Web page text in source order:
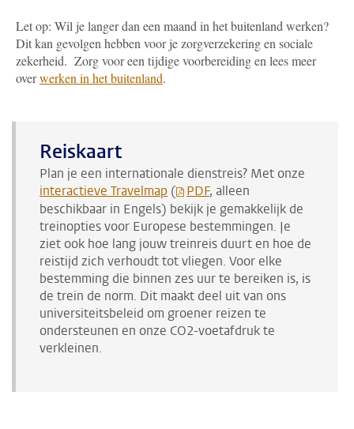
Let op: Wil je langer dan een maand in het buitenland werken?
Dit kan gevolgen hebben voor je zorgverzekering en sociale
zekerheid. Zorg voor een tijdige voorbereiding en lees meer
overwerken in het buitenland.
Reiskaart
Plan je een internationale dienstreis? Met onze
interactieve Travelmap ( PDF, alleen
beschikbaar in Engels) bekijk je gemakkelijk de
treinopties voor Europese bestemmingen. Je
ziet ook hoe lang jouw treinreis duurt en hoe de
reistijd zich verhoudt tot vliegen. Voor elke
bestemming die binnen zes uur te bereiken is, is
de trein de norm. Dit maakt deel uit van ons
universiteitsbeleid om groener reizen te
ondersteunen en onze CO2-voetafdruk te
verkleinen.